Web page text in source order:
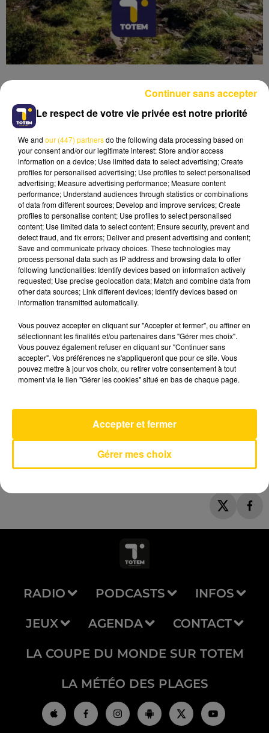
Lecture (4 min 6 sec)
12 mai 2026 - 4 min 6 sec
L'INFO DU CANTAL 12/05/26 À 07H00
Ecoutez sur Totem l'information dans le Cantal,
le pays de Brioude et Issoire avec les reportages
de nos journalistes sur le terrain .
La Chanson Des Restos
AVEYRON NORD
RADIO PODCASTS INFOS
JEUX AGENDA CONTACT
LA COUPE DU MONDE SUR TOTEM
LA MÉTÉO DES PLAGES
Le respect de votre vie privée est notre priorité
We and our (447) partnersdo the following data processing based on
your consent and/or our legitimate interest: Store and/or access
information on a device; Use limited data to select advertising; Create
profiles for personalised advertising; Use profiles to select personalised
advertising; Measure advertising performance; Measure content
performance; Understand audiences through statistics or combinations
of data from different sources; Develop and improve services; Create
profiles to personalise content; Use profiles to select personalised
content; Use limited data to select content; Ensure security, prevent and
detect fraud, and fix errors; Deliver and present advertising and content;
Save and communicate privacy choices. These technologies may
process personal data such as IP address and browsing data to offer
following functionalities: Identify devices based on information actively
requested; Use precise geolocation data; Match and combine data from
other data sources; Link different devices; Identify devices based on
information transmitted automatically.
Vous pouvez accepter en cliquant sur "Accepter et fermer", ou affiner en
sélectionnant les finalités et/ou partenaires dans "Gérer mes choix".
Vous pouvez également refuser en cliquant sur "Continuer sans
accepter". Vos préférences ne s'appliqueront que pour ce site. Vous
pouvez mettre à jour vos choix, ou retirer votre consentement à tout
moment via le lien "Gérer les cookies" situé en bas de chaque page.
Gérer mes choix
Accepter et fermer
Continuer sans accepter